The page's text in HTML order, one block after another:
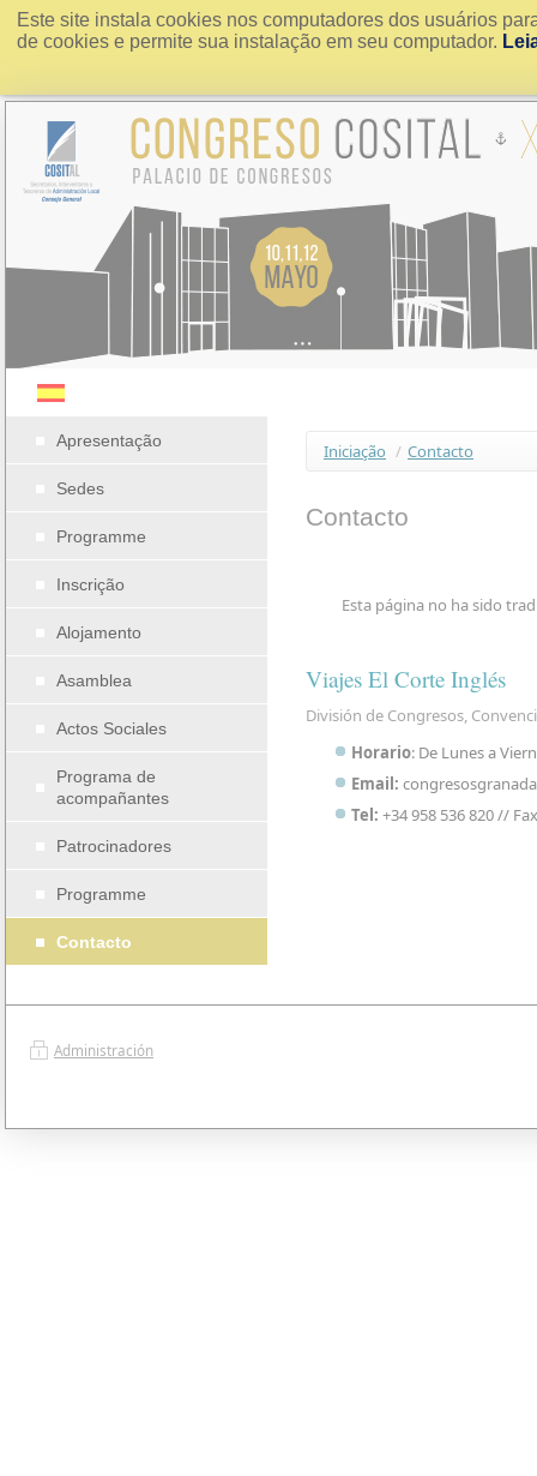
Este site instala cookies nos computadores dos usuários
de cookies e permite sua instalação em seu computador.
Apresentação
Sedes
Programme
Inscrição
Alojamento
Asamblea
Actos Sociales
Programa de
acompañantes
Patrocinadores
Programme
Contacto
Iniciação / Contacto
Contacto
Esta página no ha sido
Viajes El Corte Inglés
División de Congresos,
Horario: De Lunes a
Email:
Tel: +34 958 536 820 //
Administración